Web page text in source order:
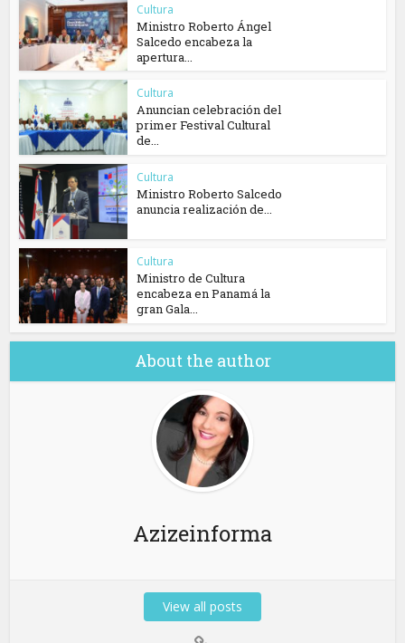
Cultura
Ministro Roberto Ángel
Salcedo encabeza la
apertura...
Cultura
Anuncian celebración del
primer Festival Cultural
de...
Cultura
Ministro Roberto Salcedo
anuncia realización de...
Cultura
Ministro de Cultura
encabeza en Panamá la
gran Gala...
About the author
Azizeinforma
View all posts